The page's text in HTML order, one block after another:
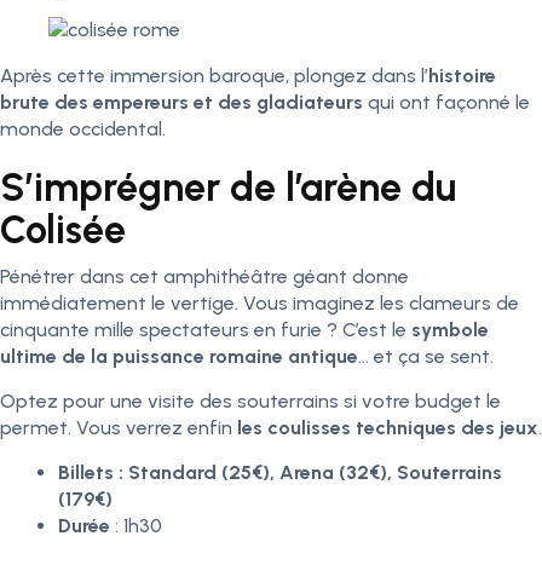
Après cette immersion baroque, plongez dans l’histoire
brute des empereurs et des gladiateurs qui ont façonné le
monde occidental.
S’imprégner de l’arène du
Colisée
Pénétrer dans cet amphithéâtre géant donne
immédiatement le vertige. Vous imaginez les clameurs de
cinquante mille spectateurs en furie ? C’est le symbole
ultime de la puissance romaine antique… et ça se sent.
Optez pour une visite des souterrains si votre budget le
permet. Vous verrez enfin les coulisses techniques des jeux.
Billets : Standard (25€), Arena (32€), Souterrains
(179€)
Durée : 1h30